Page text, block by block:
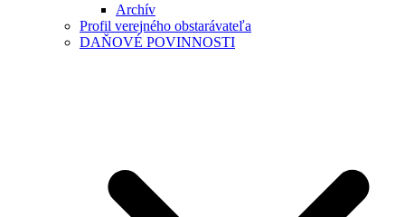
Archív
Profil verejného obstarávateľa
DAŇOVÉ POVINNOSTI